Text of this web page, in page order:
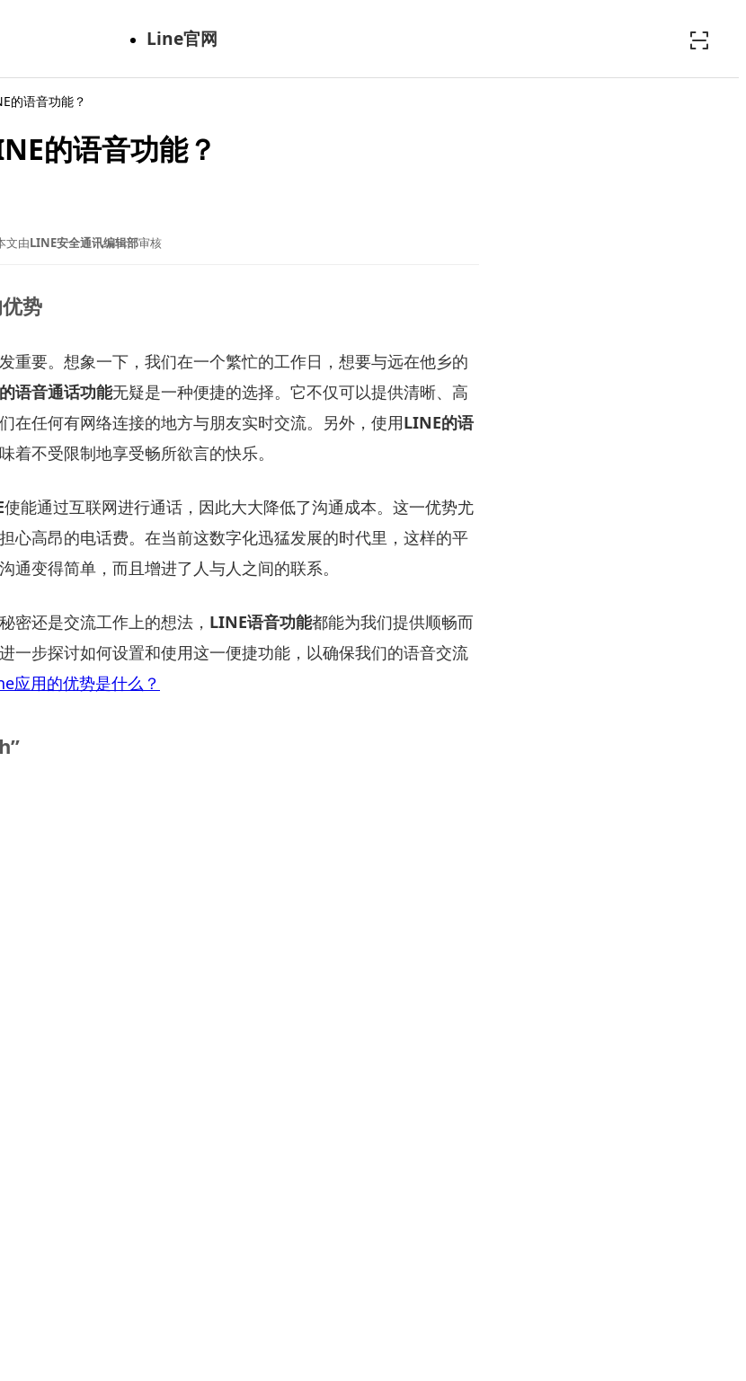
Line官网
的语音功能？
的语音功能？
文由LINE安全通讯编辑部审核
势
重要。想象一下，我们在一个繁忙的工作日，想要与远在他乡的
语音通话功能无疑是一种便捷的选择。它不仅可以提供清晰、高
在任何有网络连接的地方与朋友实时交流。另外，使用LINE的语
着不受限制地享受畅所欲言的快乐。
使能通过互联网进行通话，因此大大降低了沟通成本。这一优势尤
心高昂的电话费。在当前这数字化迅猛发展的时代里，这样的平
通变得简单，而且增进了人与人之间的联系。
密还是交流工作上的想法， LINE语音功能都能为我们提供顺畅而
一步探讨如何设置和使用这一便捷功能，以确保我们的语音交流
应用的优势是什么？